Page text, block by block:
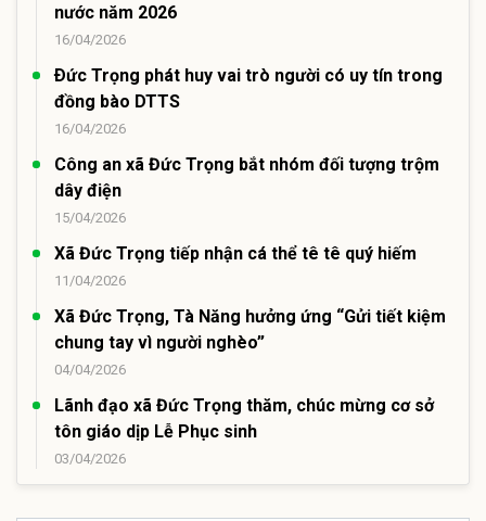
nước năm 2026
16/04/2026
Ðức Trọng phát huy vai trò người có uy tín trong
đồng bào DTTS
16/04/2026
Công an xã Đức Trọng bắt nhóm đối tượng trộm
dây điện
15/04/2026
Xã Đức Trọng tiếp nhận cá thể tê tê quý hiếm
11/04/2026
Xã Đức Trọng, Tà Năng hưởng ứng “Gửi tiết kiệm
chung tay vì người nghèo”
04/04/2026
Lãnh đạo xã Đức Trọng thăm, chúc mừng cơ sở
tôn giáo dịp Lễ Phục sinh
03/04/2026